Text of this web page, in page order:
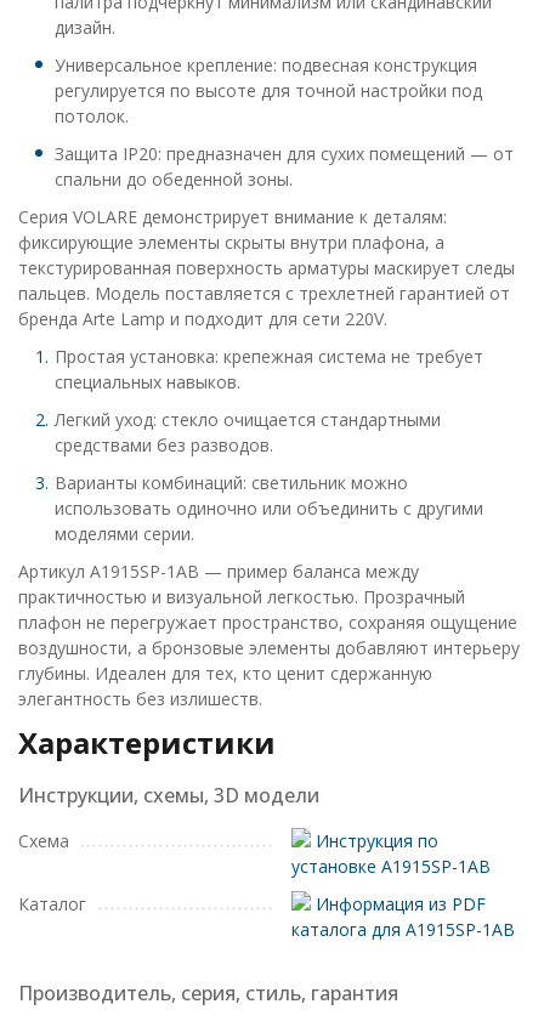
дизайн.
Универсальное крепление: подвесная конструкция
регулируется по высоте для точной настройки под
потолок.
Защита IP20: предназначен для сухих помещений — от
спальни до обеденной зоны.
Серия VOLARE демонстрирует внимание к деталям:
фиксирующие элементы скрыты внутри плафона, а
текстурированная поверхность арматуры маскирует следы
пальцев. Модель поставляется с трехлетней гарантией от
бренда Arte Lamp и подходит для сети 220V.
Простая установка: крепежная система не требует
специальных навыков.
Легкий уход: стекло очищается стандартными
средствами без разводов.
Варианты комбинаций: светильник можно
использовать одиночно или объединить с другими
моделями серии.
Артикул A1915SP-1AB — пример баланса между
практичностью и визуальной легкостью. Прозрачный
плафон не перегружает пространство, сохраняя ощущение
воздушности, а бронзовые элементы добавляют интерьеру
глубины. Идеален для тех, кто ценит сдержанную
элегантность без излишеств.
Характеристики
Инструкции, схемы, 3D модели
Схема
Инструкция по
установке A1915SP-1AB
Каталог
Информация из PDF
каталога для A1915SP-1AB
Производитель, серия, стиль, гарантия